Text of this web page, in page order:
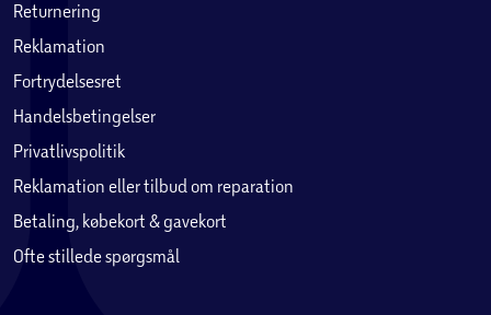
Returnering
Reklamation
Fortrydelsesret
Handelsbetingelser
Privatlivspolitik
Reklamation eller tilbud om reparation
Betaling, købekort & gavekort
Ofte stillede spørgsmål